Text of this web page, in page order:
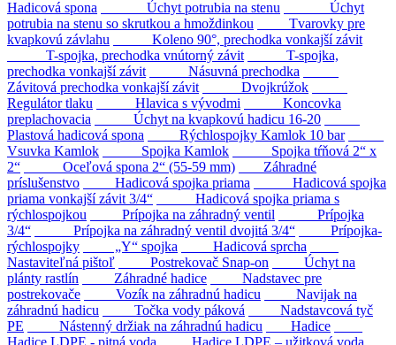
Hadicová spona
Úchyt potrubia na stenu
Úchyt
potrubia na stenu so skrutkou a hmoždinkou
Tvarovky pre
kvapkovú závlahu
Koleno 90°, prechodka vonkajší závit
T-spojka, prechodka vnútorný závit
T-spojka,
prechodka vonkajší závit
Násuvná prechodka
Závitová prechodka vonkajší závit
Dvojkrúžok
Regulátor tlaku
Hlavica s vývodmi
Koncovka
preplachovacia
Úchyt na kvapkovú hadicu 16-20
Plastová hadicová spona
Rýchlospojky Kamlok 10 bar
Vsuvka Kamlok
Spojka Kamlok
Spojka tŕňová 2“ x
2“
Oceľová spona 2“ (55-59 mm)
Záhradné
príslušenstvo
Hadicová spojka priama
Hadicová spojka
priama vonkajší závit 3/4“
Hadicová spojka priama s
rýchlospojkou
Prípojka na záhradný ventil
Prípojka
3/4“
Prípojka na záhradný ventil dvojitá 3/4“
Prípojka-
rýchlospojky
„Y“ spojka
Hadicová sprcha
Nastaviteľná pištoľ
Postrekovač Snap-on
Úchyt na
plánty rastlín
Záhradné hadice
Nadstavec pre
postrekovače
Vozík na záhradnú hadicu
Navijak na
záhradnú hadicu
Točka vody páková
Nadstavcová tyč
PE
Nástenný držiak na záhradnú hadicu
Hadice
Hadice LDPE - pitná voda
Hadice LDPE – užitková voda